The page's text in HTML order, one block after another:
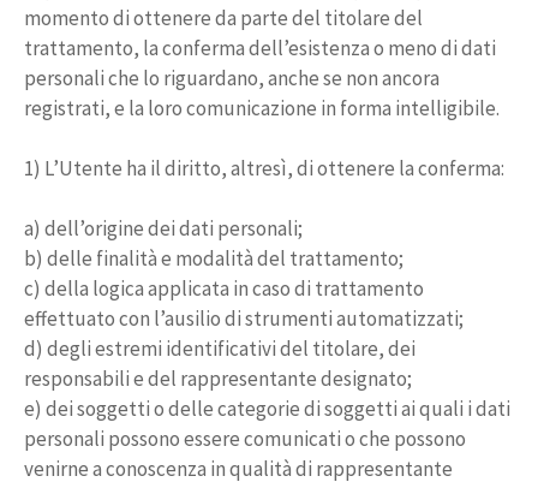
momento di ottenere da parte del titolare del
trattamento, la conferma dell’esistenza o meno di dati
personali che lo riguardano, anche se non ancora
registrati, e la loro comunicazione in forma intelligibile.
1) L’Utente ha il diritto, altresì, di ottenere la conferma:
a) dell’origine dei dati personali;
b) delle finalità e modalità del trattamento;
c) della logica applicata in caso di trattamento
effettuato con l’ausilio di strumenti automatizzati;
d) degli estremi identificativi del titolare, dei
responsabili e del rappresentante designato;
e) dei soggetti o delle categorie di soggetti ai quali i dati
personali possono essere comunicati o che possono
venirne a conoscenza in qualità di rappresentante